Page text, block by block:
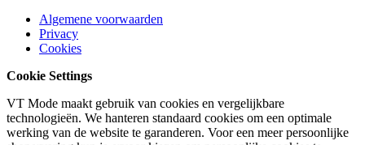
Algemene voorwaarden
Privacy
Cookies
Cookie Settings
VT Mode maakt gebruik van cookies en vergelijkbare
technologieën. We hanteren standaard cookies om een optimale
werking van de website te garanderen. Voor een meer persoonlijke